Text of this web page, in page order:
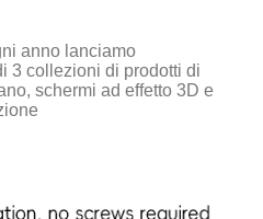
anno lanciamo
3 collezioni di prodotti di
schermi ad effetto 3D e